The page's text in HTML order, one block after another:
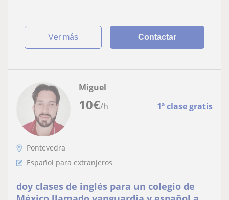
ver más Contactar
10€/h 1ª clase gratis
Miguel
Pontevedra
Español para extranjeros
doy clases de inglés para un colegio de